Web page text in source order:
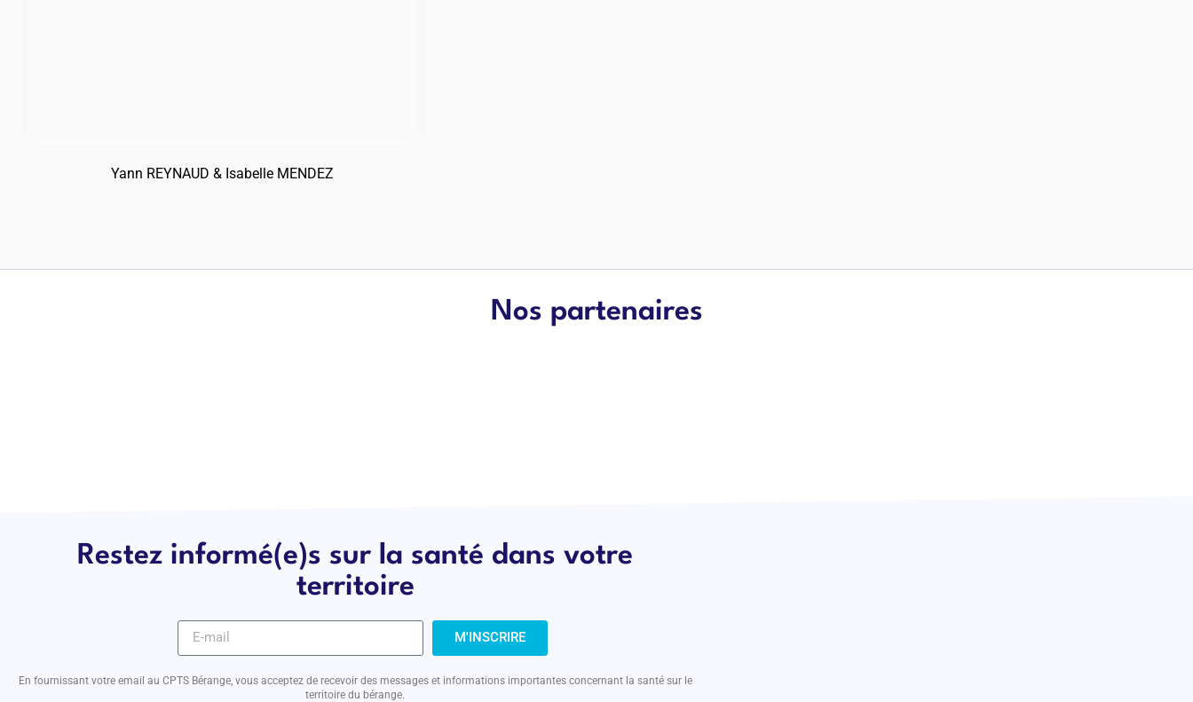
Yann REYNAUD & Isabelle MENDEZ
Nos partenaires
Restez informé(e)s sur la santé dans votre
territoire
M'INSCRIRE
En fournissant votre email au CPTS Bérange, vous acceptez de recevoir des messages et informations importantes concernant la santé sur le
territoire du bérange.